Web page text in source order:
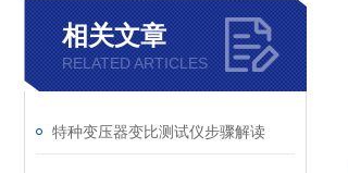
相关文章
RELATED ARTICLES
特种变压器变比测试仪步骤解读